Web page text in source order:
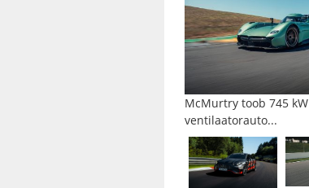
McMurtry toob 745 kW
ventilaatorauto...